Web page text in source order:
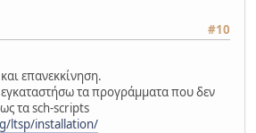
#10
επανεκκίνηση.
τα προγράμματα που δεν
τα sch-scripts
ltsp/installation/